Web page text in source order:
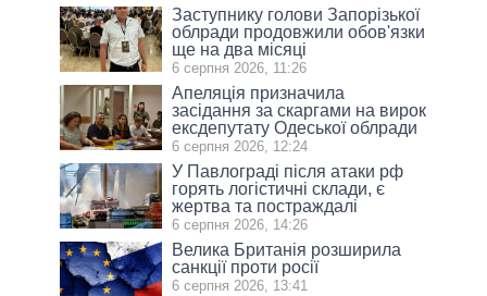
Заступнику голови Запорізької
облради продовжили обов'язки
ще на два місяці
6 серпня 2026, 11:26
Апеляція призначила
засідання за скаргами на вирок
ексдепутату Одеської облради
6 серпня 2026, 12:24
У Павлограді після атаки рф
горять логістичні склади, є
жертва та постраждалі
6 серпня 2026, 14:26
Велика Британія розширила
санкції проти росії
6 серпня 2026, 13:41